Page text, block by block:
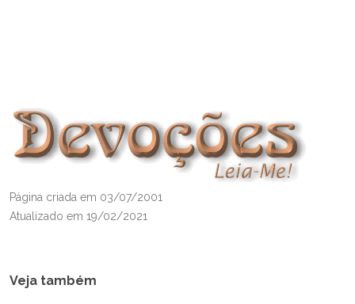
Página criada em 03/07/2001
Atualizado em 19/02/2021
Veja também